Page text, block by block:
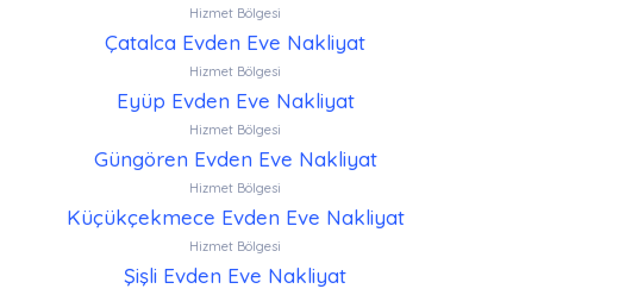
Hizmet Bölgesi
Çatalca Evden Eve Nakliyat
Hizmet Bölgesi
Eyüp Evden Eve Nakliyat
Hizmet Bölgesi
Güngören Evden Eve Nakliyat
Hizmet Bölgesi
Küçükçekmece Evden Eve Nakliyat
Hizmet Bölgesi
Şişli Evden Eve Nakliyat